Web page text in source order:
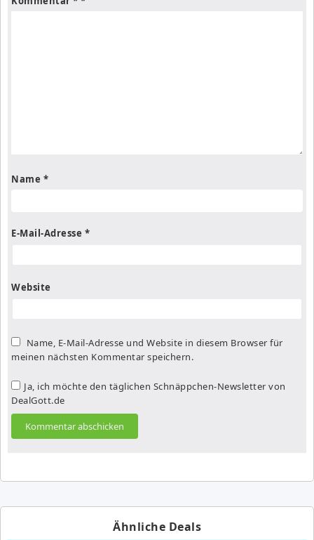
Name *
E-Mail-Adresse *
Website
Name, E-Mail-Adresse und Website in diesem Browser für
meinen nächsten Kommentar speichern.
Ja, ich möchte den täglichen Schnäppchen-Newsletter von
DealGott.de
Ähnliche Deals